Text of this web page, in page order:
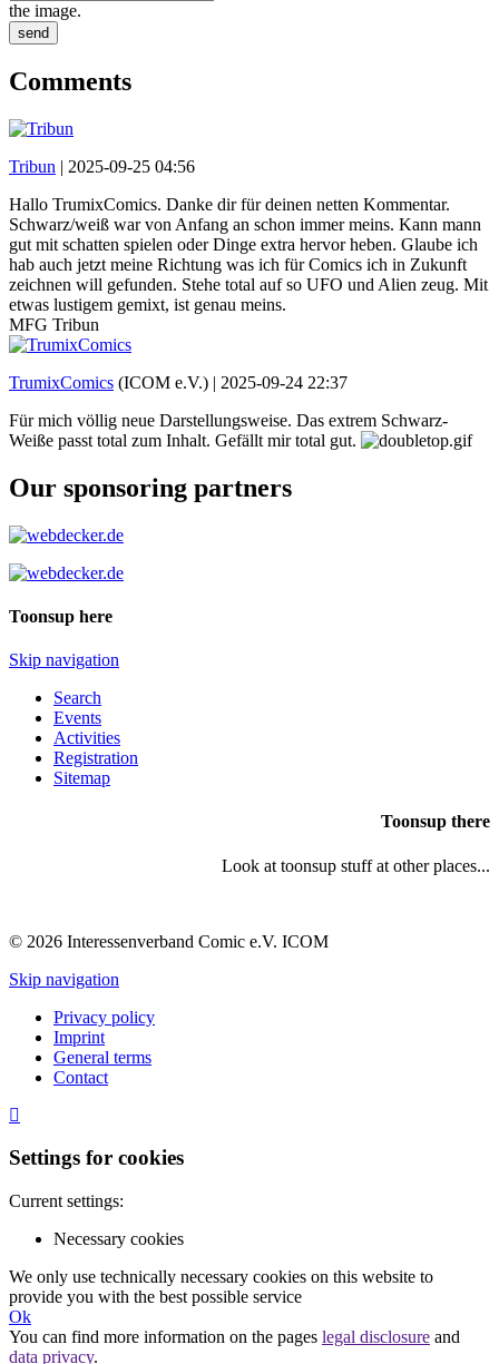
the image.
send
Comments
Tribun | 2025-09-25 04:56
Hallo TrumixComics. Danke dir für deinen netten Kommentar.
Schwarz/weiß war von Anfang an schon immer meins. Kann mann
gut mit schatten spielen oder Dinge extra hervor heben. Glaube ich
hab auch jetzt meine Richtung was ich für Comics ich in Zukunft
zeichnen will gefunden. Stehe total auf so UFO und Alien zeug. Mit
etwas lustigem gemixt, ist genau meins.
MFG Tribun
TrumixComics (ICOM e.V.) | 2025-09-24 22:37
Für mich völlig neue Darstellungsweise. Das extrem Schwarz-
Weiße passt total zum Inhalt. Gefällt mir total gut.
Our sponsoring partners
Toonsup here
Skip navigation
Search
Events
Activities
Registration
Sitemap
Toonsup there
Look at toonsup stuff at other places...
© 2026 Interessenverband Comic e.V. ICOM
Skip navigation
Privacy policy
Imprint
General terms
Contact
Settings for cookies
Current settings:
Necessary cookies
We only use technically necessary cookies on this website to
provide you with the best possible service
Ok
You can find more information on the pages legal disclosure and
data privacy.